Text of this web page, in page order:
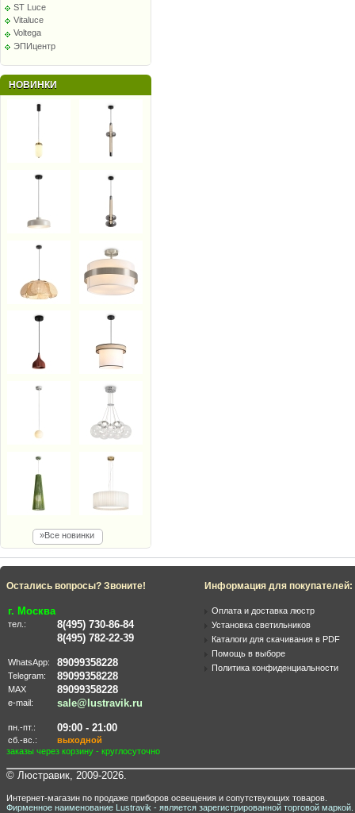
ST Luce
Vitaluce
Voltega
ЭПИцентр
НОВИНКИ
»Все новинки
Остались вопросы? Звоните!
г. Москва
тел.:
8(495) 730-86-84
8(495) 782-22-39
WhatsApp: 89099358228
Telegram: 89099358228
MAX 89099358228
e-mail: sale@lustravik.ru
пн.-пт.: 09:00 - 21:00
сб.-вс.:
выходной
заказы через корзину - круглосуточно
Информация для покупателей:
Оплата и доставка люстр
Установка светильников
Каталоги для скачивания в PDF
Помощь в выборе
Политика конфиденциальности
© Люстравик, 2009-2026.
Интернет-магазин по продаже приборов освещения и сопутствующих товаров.
Фирменное наименование Lustravik - является зарегистрированной торговой